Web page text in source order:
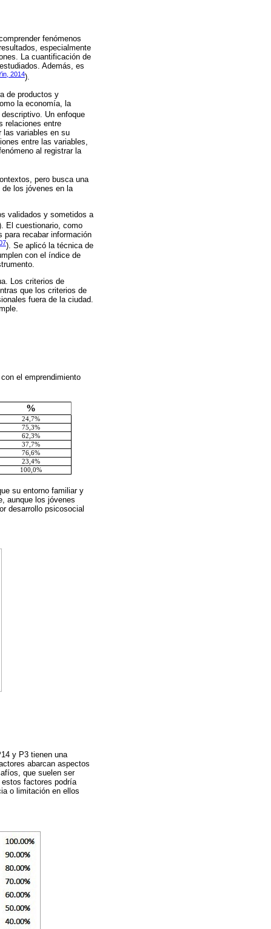
fenómenos
especialmente
La cuantificación de
Además, es
2014).
de productos y
la economía, la
Un enfoque
relaciones entre
las variables en su
entre las variables,
al registrar la
pero busca una
los jóvenes en la
validados y sometidos a
El cuestionario, como
para recabar información
). Se aplicó la técnica de
con el índice de
Los criterios de
que los criterios de
fuera de la ciudad.
el emprendimiento
%
24,7%
75,3%
62,3%
37,7%
76,6%
23,4%
100,0%
su entorno familiar y
aunque los jóvenes
desarrollo psicosocial
y P3 tienen una
abarcan aspectos
que suelen ser
factores podría
o limitación en ellos